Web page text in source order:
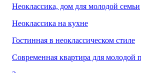
Неоклассика, дом для молодой семьи
Неоклассика на кухне
Гостинная в неоклассическом стиле
Современная квартира для молодой